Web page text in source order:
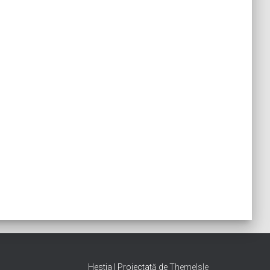
Hestia | Proiectată deThemeIsle